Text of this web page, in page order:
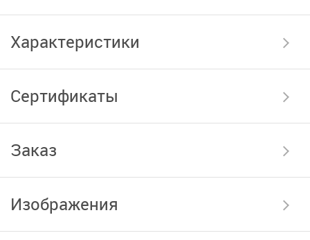
Характеристики
Сертификаты
Заказ
Изображения